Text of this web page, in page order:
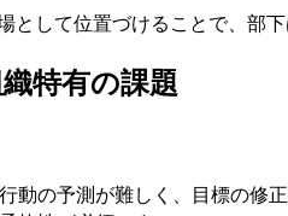
として位置づけることで、部
特有の課題
動の予測が難しく、目標の